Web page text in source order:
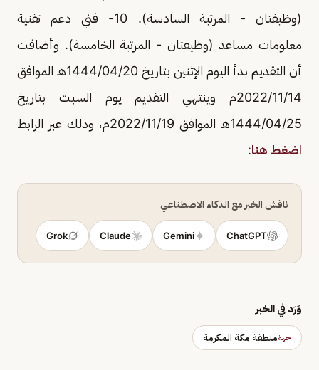
(وظيفتان - المرتبة السادسة). 10- فني دعم تقنية
معلومات مساعد (وظيفتان - المرتبة الخامسة). وأضافت
أن التقديم بدأ اليوم الإثنين بتاريخ 1444/04/20هـ الموافق
2022/11/14م وينتهي التقديم يوم السبت بتاريخ
1444/04/25هـ الموافق 2022/11/19م، وذلك عبر الرابط
اضغط هنا:
ناقش الخبر مع الذكاء الاصطناعي
ChatGPT
Gemini
Claude
Grok
وَرَد في الخبر
جهةمنطقة مكة المكرمة